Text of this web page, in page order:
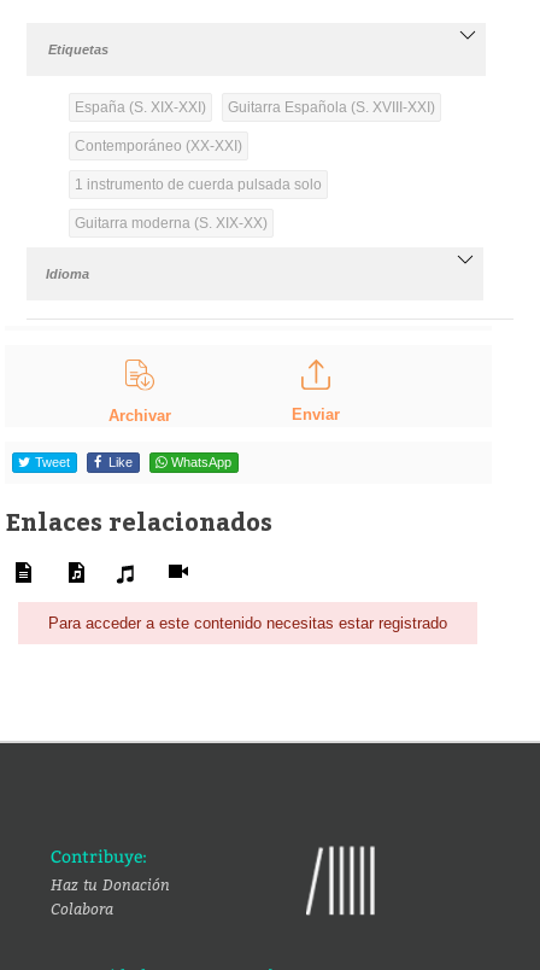
Etiquetas
España (S. XIX-XXI) Guitarra Española (S. XVIII-XXI)
Contemporáneo (XX-XXI)
1 instrumento de cuerda pulsada solo
Guitarra moderna (S. XIX-XX)
Idioma
Archivar Enviar
Tweet Like WhatsApp
Enlaces relacionados
Para acceder a este contenido necesitas estar registrado
Contribuye:
Haz tu Donación
Colabora